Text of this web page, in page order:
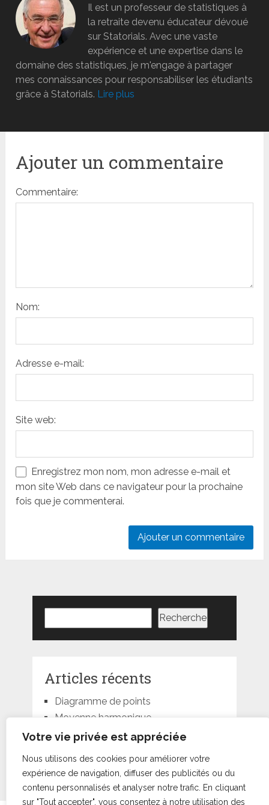
Votre vie privée est appréciée
Nous utilisons des cookies pour améliorer votre
expérience de navigation, diffuser des publicités ou du
contenu personnalisés et analyser notre trafic. En cliquant
sur "Tout accepter", vous consentez à notre utilisation des
Il est un professeur de statistiques à
la retraite devenu éducateur dévoué
sur Statorials. Avec une vaste
expérience et une expertise dans le
domaine des statistiques, je m'engage à partager
mes connaissances pour responsabiliser les étudiants
grâce à Statorials. Lire plus
Ajouter un commentaire
Commentaire:
Nom:
Adresse e-mail:
Site web:
Enregistrez mon nom, mon adresse e-mail et
mon site Web dans ce navigateur pour la prochaine
fois que je commenterai.
Recherche
Articles récents
Diagramme de points
Moyenne harmonique
Moyenne géométrique
Moyenne pondérée